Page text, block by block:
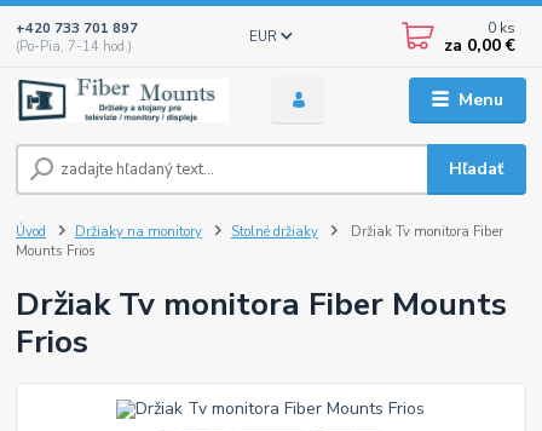
Menu
EUR
Hľadať
+420 733 701 897
(Po-Pia, 7-14 hod.)
0 ks
za 0,00 €
Úvod Držiaky na monitory Stolné držiaky
Držiak Tv monitora Fiber
Mounts Frios
Držiak Tv monitora Fiber Mounts
Frios